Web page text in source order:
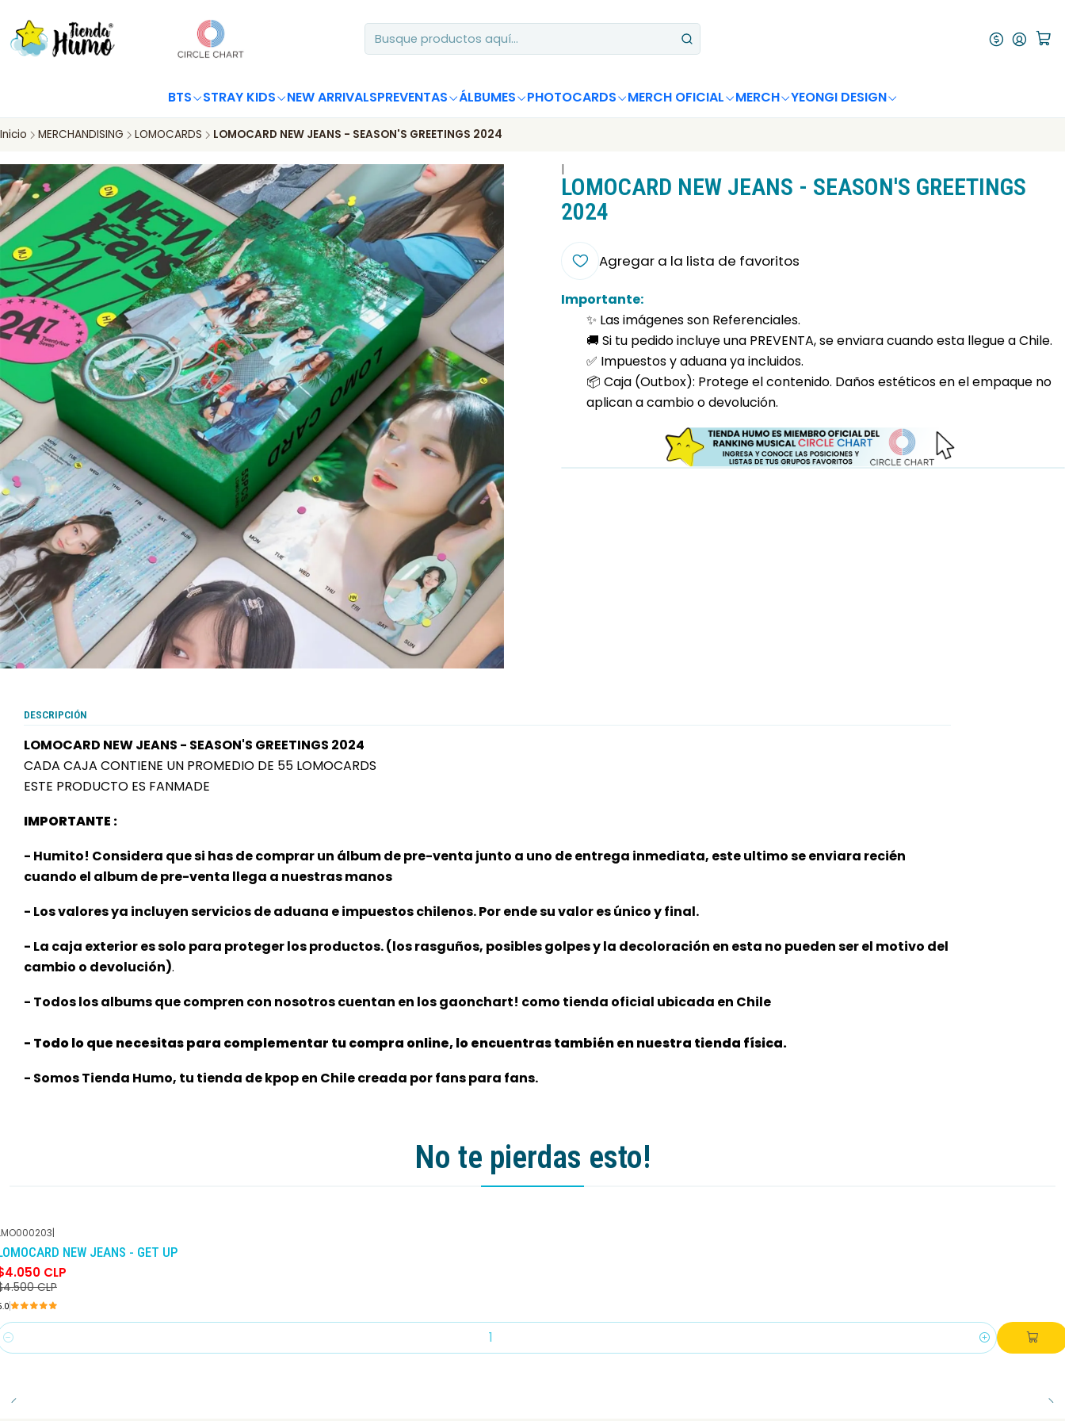
BTS STRAY KIDS NEW ARRIVALSPREVENTAS ÁLBUMES PHOTOCARDS MERCH OFICIAL MERCH YEONGI DESIGN
Inicio MERCHANDISING LOMOCARDS LOMOCARD NEW JEANS - SEASON'S GREETINGS 2024
|
LOMOCARD NEW JEANS - SEASON'S GREETINGS
2024
Agregar a la lista de favoritos
Importante:
✨ Las imágenes son Referenciales.
🚚 Si tu pedido incluye una PREVENTA, se enviara cuando esta llegue a Chile.
✅ Impuestos y aduana ya incluidos.
📦 Caja (Outbox): Protege el contenido. Daños estéticos en el empaque no
aplican a cambio o devolución.
DESCRIPCIÓN
LOMOCARD NEW JEANS - SEASON'S GREETINGS 2024
CADA CAJA CONTIENE UN PROMEDIO DE 55 LOMOCARDS
ESTE PRODUCTO ES FANMADE
IMPORTANTE :
- Humito! Considera que si has de comprar un álbum de pre-venta junto a uno de entrega inmediata, este ultimo se enviara recién
cuando el album de pre-venta llega a nuestras manos
- Los valores ya incluyen servicios de aduana e impuestos chilenos. Por ende su valor es único y final.
- La caja exterior es solo para proteger los productos. (los rasguños, posibles golpes y la decoloración en esta no pueden ser el motivo del
cambio o devolución).
- Todos los albums que compren con nosotros cuentan en los gaonchart! como tienda oficial ubicada en Chile
- Todo lo que necesitas para complementar tu compra online, lo encuentras también en nuestra tienda física.
- Somos Tienda Humo, tu tienda de kpop en Chile creada por fans para fans.
No te pierdas esto!
-10% DCTO
|
NEW JEANS - GET UP
CLP
CLP